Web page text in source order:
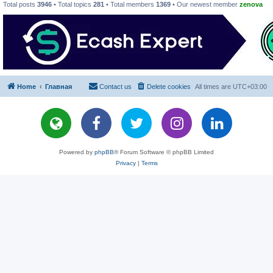
Total posts 3946 • Total topics 281 • Total members 1369 • Our newest member zenova
Home Главная All times are UTC+03:00
Delete cookies
Contact us
Powered by phpBB® Forum Software © phpBB Limited
Privacy| Terms